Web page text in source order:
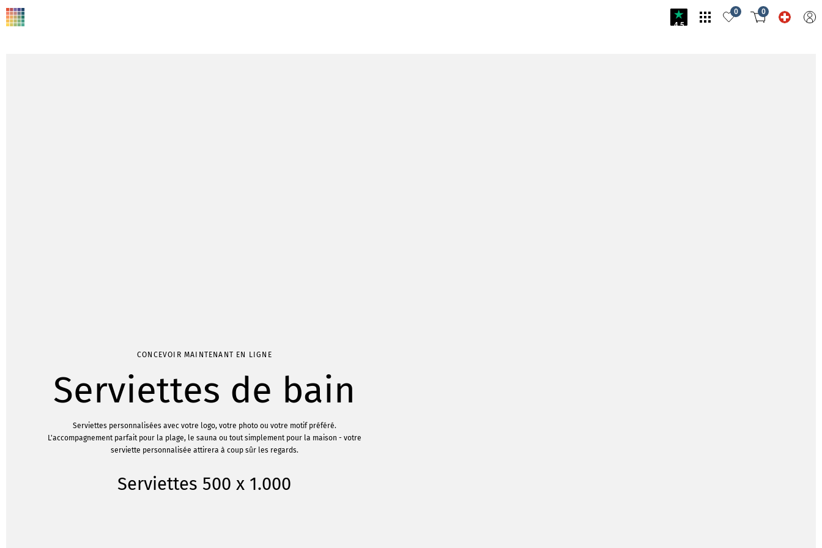
4.5
0 0
CONCEVOIR MAINTENANT EN LIGNE
Serviettes de bain
Serviettes personnalisées avec votre logo, votre photo ou votre motif préféré.
L'accompagnement parfait pour la plage, le sauna ou tout simplement pour la maison - votre
serviette personnalisée attirera à coup sûr les regards.
Serviettes 500 x 1.000